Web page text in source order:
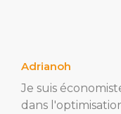
Adrianoh
Je suis
dans